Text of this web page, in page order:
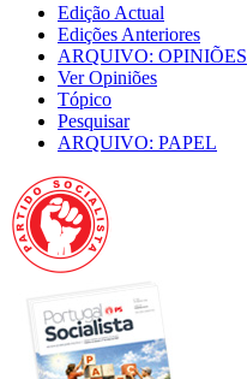
Edição Actual
Edições Anteriores
ARQUIVO: OPINIÕES
Ver Opiniões
Tópico
Pesquisar
ARQUIVO: PAPEL